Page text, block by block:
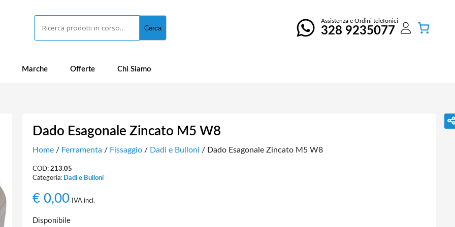
Cerca
Assistenza e Ordini telefonici
328 9235077
Marche Offerte Chi Siamo
Dado Esagonale Zincato M5 W8
Home/ Ferramenta / Fissaggio/ Dadi e Bulloni / Dado Esagonale Zincato M5 W8
COD: 213.05
Categoria: Dadi e Bulloni
€0,00 IVA incl.
Disponibile